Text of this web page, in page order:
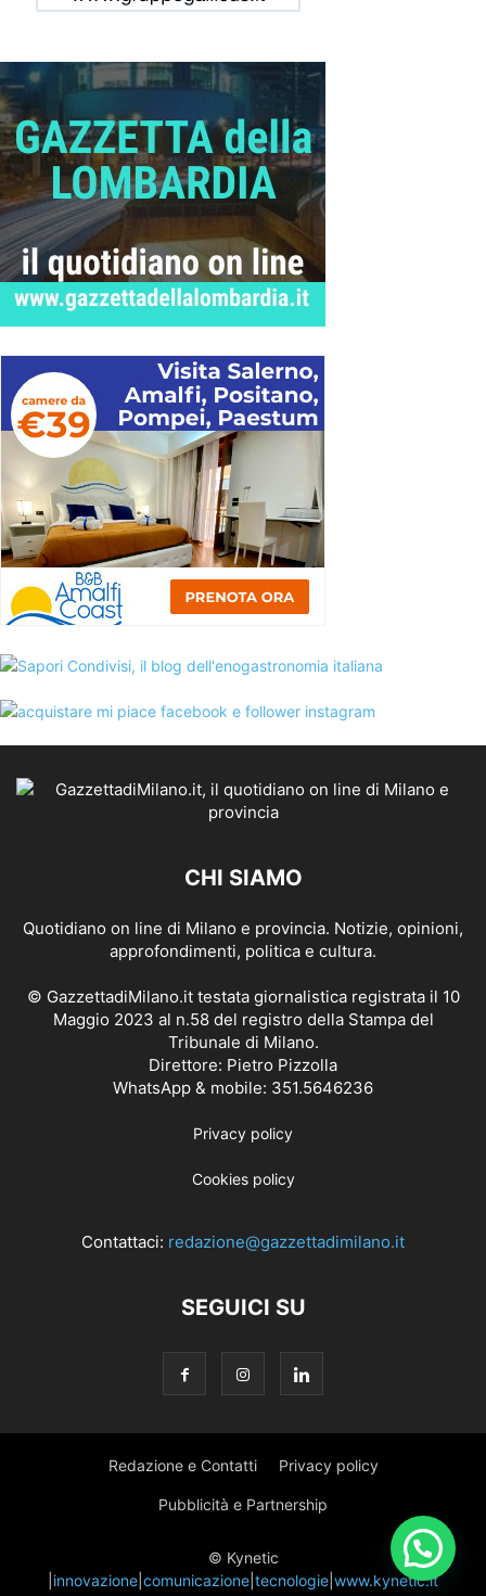
CHI SIAMO
Quotidiano on line di Milano e provincia. Notizie, opinioni,
approfondimenti, politica e cultura.
© GazzettadiMilano.it testata giornalistica registrata il 10
Maggio 2023 al n.58 del registro della Stampa del
Tribunale di Milano.
Direttore: Pietro Pizzolla
WhatsApp & mobile: 351.5646236
Privacy policy
Cookies policy
Contattaci: redazione@gazzettadimilano.it
SEGUICI SU
Redazione e Contatti Privacy policy
Pubblicità e Partnership
© Kynetic
innovazione comunicazione tecnologie www.kynetic.it